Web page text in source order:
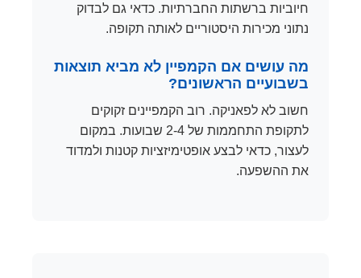
חיוביות ברשתות החברתיות. כדאי גם לבדוק
נתוני מכירות היסטוריים לאותה תקופה.
מה עושים אם הקמפיין לא מביא תוצאות
בשבועיים הראשונים?
חשוב לא לפאניקה. רוב הקמפיינים זקוקים
לתקופת התחממות של 2-4 שבועות. במקום
לעצור, כדאי לבצע אופטימיזציות קטנות ולמדוד
את ההשפעה.